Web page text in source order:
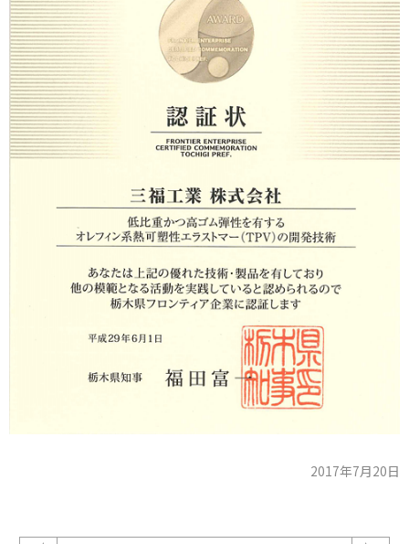
2017年7月20日